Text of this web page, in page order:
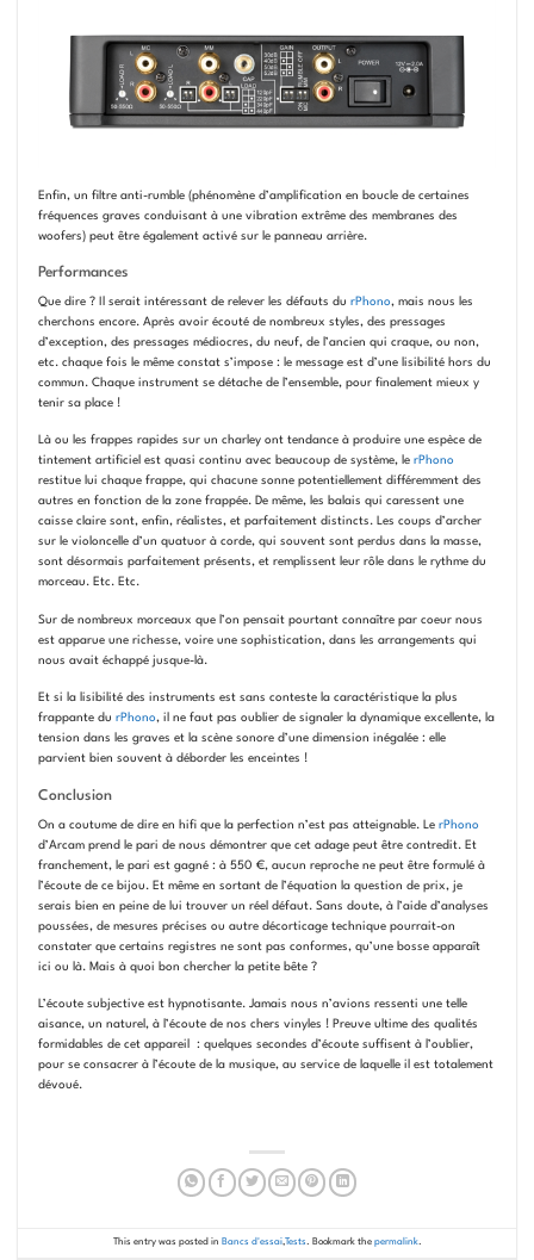
Enfin, un filtre anti-rumble (phénomène d’amplification en boucle de certaines
fréquences graves conduisant à une vibration extrême des membranes des
woofers) peut être également activé sur le panneau arrière.
Performances
Que dire ? Il serait intéressant de relever les défauts du rPhono , mais nous les
cherchons encore. Après avoir écouté de nombreux styles, des pressages
d’exception, des pressages médiocres, du neuf, de l’ancien qui craque, ou non,
etc. chaque fois le même constat s’impose : le message est d’une lisibilité hors du
commun. Chaque instrument se détache de l’ensemble, pour finalement mieux y
tenir sa place !
Là ou les frappes rapides sur un charley ont tendance à produire une espèce de
tintement artificiel est quasi continu avec beaucoup de système, le rPhono
restitue lui chaque frappe, qui chacune sonne potentiellement différemment des
autres en fonction de la zone frappée. De même, les balais qui caressent une
caisse claire sont, enfin, réalistes, et parfaitement distincts. Les coups d’archer
sur le violoncelle d’un quatuor à corde, qui souvent sont perdus dans la masse,
sont désormais parfaitement présents, et remplissent leur rôle dans le rythme du
morceau. Etc. Etc.
Sur de nombreux morceaux que l’on pensait pourtant connaître par coeur nous
est apparue une richesse, voire une sophistication, dans les arrangements qui
nous avait échappé jusque-là.
Et si la lisibilité des instruments est sans conteste la caractéristique la plus
frappante du rPhono, il ne faut pas oublier de signaler la dynamique excellente, la
tension dans les graves et la scène sonore d’une dimension inégalée : elle
parvient bien souvent à déborder les enceintes !
Conclusion
On a coutume de dire en hifi que la perfection n’est pas atteignable. Le rPhono
d’Arcam prend le pari de nous démontrer que cet adage peut être contredit. Et
franchement, le pari est gagné : à 550 €, aucun reproche ne peut être formulé à
l’écoute de ce bijou. Et même en sortant de l’équation la question de prix, je
serais bien en peine de lui trouver un réel défaut. Sans doute, à l’aide d’analyses
poussées, de mesures précises ou autre décorticage technique pourrait-on
constater que certains registres ne sont pas conformes, qu’une bosse apparaît
ici ou là. Mais à quoi bon chercher la petite bête ?
L’écoute subjective est hypnotisante. Jamais nous n’avions ressenti une telle
aisance, un naturel, à l’écoute de nos chers vinyles ! Preuve ultime des qualités
formidables de cet appareil : quelques secondes d’écoute suffisent à l’oublier,
pour se consacrer à l’écoute de la musique, au service de laquelle il est totalement
dévoué.
This entry was posted in Bancs d'essai,Tests. Bookmark the permalink.